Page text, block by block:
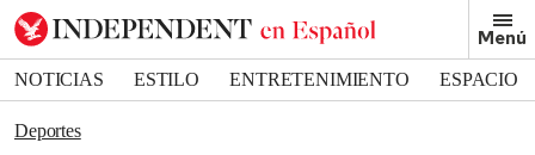
Menú
NOTICIAS ESTILO ENTRETENIMIENTO
ESPACIO
DEPORTES
Deportes
Bookmark popover
Removed from bookmarks
Close popover